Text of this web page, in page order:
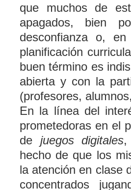
que muchos de
apagados, bien
desconfianza o,
planificación
buen término es
abierta y con la
(profesores,
En la línea del
prometedoras en el
de juegos digitales,
hecho de que los
la atención en clase
concentrados